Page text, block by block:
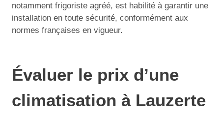
notamment frigoriste agréé, est habilité à garantir une
installation en toute sécurité, conformément aux
normes françaises en vigueur.
Évaluer le prix d’une
climatisation à Lauzerte